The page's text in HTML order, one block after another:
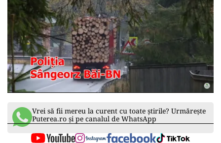
Vrei să fii mereu la curent cu toate știrile? Urmărește
Puterea.ro și pe canalul de WhatsApp